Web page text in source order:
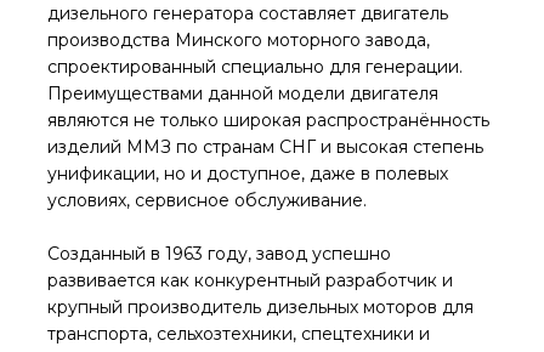
дизельного генератора составляет двигатель
производства Минского моторного завода,
спроектированный специально для генерации.
Преимуществами данной модели двигателя
являются не только широкая распространённость
изделий ММЗ по странам СНГ и высокая степень
унификации, но и доступное, даже в полевых
условиях, сервисное обслуживание.
Созданный в 1963 году, завод успешно
развивается как конкурентный разработчик и
крупный производитель дизельных моторов для
транспорта, сельхозтехники, спецтехники и